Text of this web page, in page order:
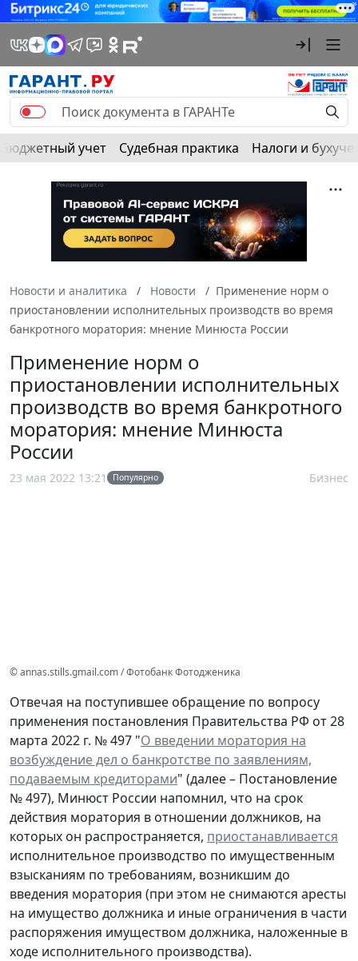
Бюджетный учет Судебная практика Налоги и
Новости и аналитика Новости
Применение норм о
приостановлении исполнительных производств во время
банкротного моратория: мнение Минюста России
Применение норм о
приостановлении исполнительных
производств во время банкротного
моратория: мнение Минюста
России
23 мая 2022 13:21 Популярно Бизнес
© annas.stills.gmail.com / Фотобанк Фотодженика
Отвечая на поступившее обращение по вопросу
применения постановления Правительства РФ от 28
марта 2022 г. № 497 "О введении моратория на
возбуждение дел о банкротстве по заявлениям,
подаваемым кредиторами" (далее – Постановление
№ 497), Минюст России напомнил, что на срок
действия моратория в отношении должников, на
которых он распространяется, приостанавливается
исполнительное производство по имущественным
взысканиям по требованиям, возникшим до
введения моратория (при этом не снимаются аресты
на имущество должника и иные ограничения в части
распоряжения имуществом должника, наложенные в
ходе исполнительного производства).